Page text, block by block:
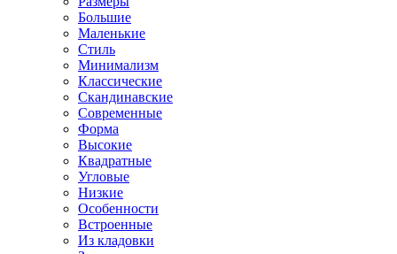
Большие
Маленькие
Стиль
Минимализм
Классические
Скандинавские
Современные
Форма
Высокие
Квадратные
Угловые
Низкие
Особенности
Встроенные
Из кладовки